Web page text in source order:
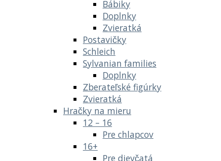
Bábiky
Doplnky
Zvieratká
Postavičky
Schleich
Sylvanian families
Doplnky
Zberateľské figúrky
Zvieratká
Hračky na mieru
12 – 16
Pre chlapcov
16+
Pre dievčatá